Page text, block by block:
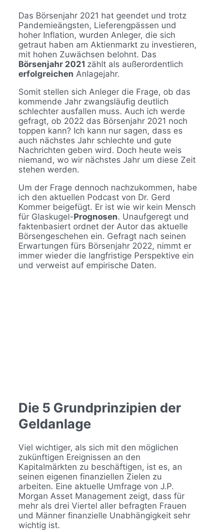
Das Börsenjahr 2021 hat geendet und trotz
Pandemieängsten, Lieferengpässen und
hoher Inflation, wurden Anleger, die sich
getraut haben am Aktienmarkt zu investieren,
mit hohen Zuwächsen belohnt. Das
Börsenjahr 2021 zählt als außerordentlich
erfolgreichen Anlagejahr.
Somit stellen sich Anleger die Frage, ob das
kommende Jahr zwangsläufig deutlich
schlechter ausfallen muss. Auch ich werde
gefragt, ob 2022 das Börsenjahr 2021 noch
toppen kann? Ich kann nur sagen, dass es
auch nächstes Jahr schlechte und gute
Nachrichten geben wird. Doch heute weis
niemand, wo wir nächstes Jahr um diese Zeit
stehen werden.
Um der Frage dennoch nachzukommen, habe
ich den aktuellen Podcast von Dr. Gerd
Kommer beigefügt. Er ist wie wir kein Mensch
für Glaskugel-Prognosen. Unaufgeregt und
faktenbasiert ordnet der Autor das aktuelle
Börsengeschehen ein. Gefragt nach seinen
Erwartungen fürs Börsenjahr 2022, nimmt er
immer wieder die langfristige Perspektive ein
und verweist auf empirische Daten.
Die 5 Grundprinzipien der
Geldanlage
Viel wichtiger, als sich mit den möglichen
zukünftigen Ereignissen an den
Kapitalmärkten zu beschäftigen, ist es, an
seinen eigenen finanziellen Zielen zu
arbeiten. Eine aktuelle Umfrage von J.P.
Morgan Asset Management zeigt, dass für
mehr als drei Viertel aller befragten Frauen
und Männer finanzielle Unabhängigkeit sehr
wichtig ist.